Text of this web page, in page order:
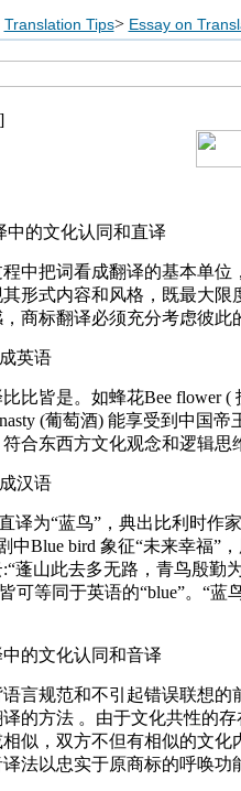
Translation Tips> Essay on
中的文化认同和直译
中把词看成翻译的基本单
形式内容和风格，既最大限
商标翻译必须充分考虑彼此
英语
比皆是。如蜂花Bee flower
(葡萄酒) 能享受到中国
合东西方文化观念和逻辑思
汉语
译为“蓝鸟”，典出比利时作
中Blue bird 象征“未来幸福”
蓬山此去多无路，青鸟殷勤
可等同于英语的“blue”。“
的文化认同和音译
言规范和不引起错误联想
的方法 。由于文化共性的
似，双方不但有相似的文
法以忠实于原商标的呼唤功